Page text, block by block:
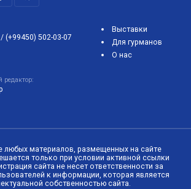
/ (+99450) 502-03-07
редактор:
Выставки
Для гурманов
О нас
любых материалов, размещенных на сайте
только при условии активной ссылки
сайта не несет ответственности за
к информации, которая является
собственностью сайта.